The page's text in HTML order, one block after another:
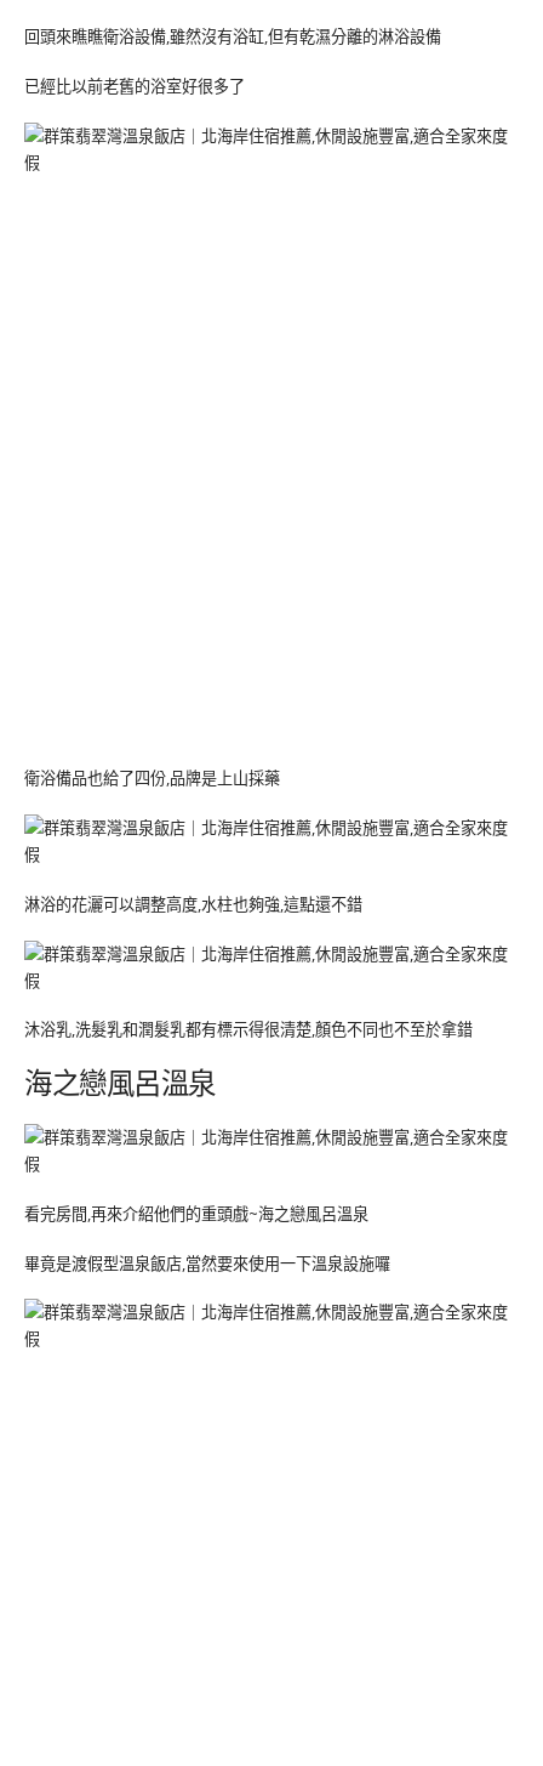
回頭來瞧瞧衛浴設備,雖然沒有浴缸,但有乾濕分離的淋浴設備
已經比以前老舊的浴室好很多了
衛浴備品也給了四份,品牌是上山採藥
淋浴的花灑可以調整高度,水柱也夠強,這點還不錯
沐浴乳,洗髮乳和潤髮乳都有標示得很清楚,顏色不同也不至於拿錯
海之戀風呂溫泉
看完房間,再來介紹他們的重頭戲~海之戀風呂溫泉
畢竟是渡假型溫泉飯店,當然要來使用一下溫泉設施囉